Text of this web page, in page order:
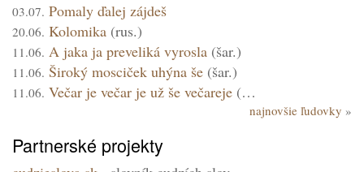
03.07. Pomaly ďalej zájdeš
20.06. Kolomika (rus.)
11.06. A jaka ja preveliká vyrosla (šar.)
11.06. Široký mosciček uhýna še (šar.)
11.06. Večar je večar je už še večareje (šar.)
najnovšie ľudovky
Partnerské projekty